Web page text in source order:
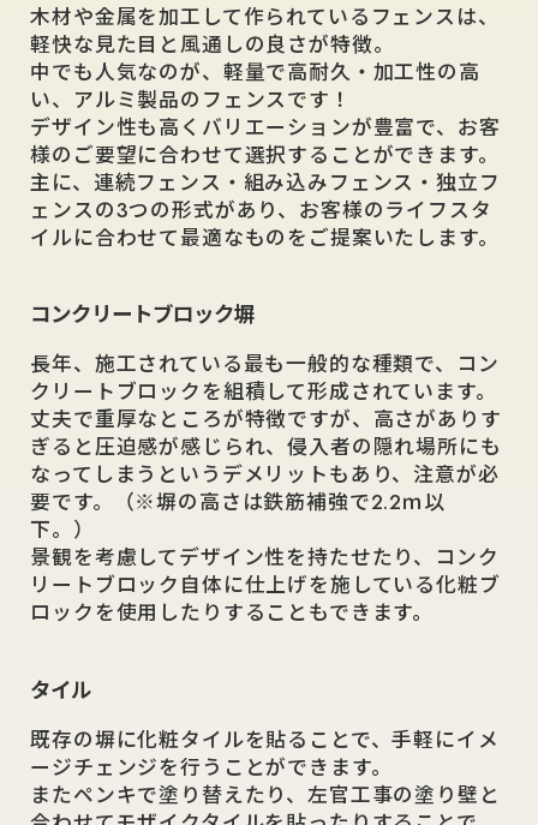
木材や金属を加工して作られているフェンスは、
軽快な見た目と風通しの良さが特徴。
中でも人気なのが、軽量で高耐久・加工性の高
い、アルミ製品のフェンスです！
デザイン性も高くバリエーションが豊富で、お客
様のご要望に合わせて選択することができます。
主に、連続フェンス・組み込みフェンス・独立フ
ェンスの3つの形式があり、お客様のライフスタ
イルに合わせて最適なものをご提案いたします。
コンクリートブロック塀
長年、施工されている最も一般的な種類で、コン
クリートブロックを組積して形成されています。
丈夫で重厚なところが特徴ですが、高さがありす
ぎると圧迫感が感じられ、侵入者の隠れ場所にも
なってしまうというデメリットもあり、注意が必
要です。（※塀の高さは鉄筋補強で2.2ｍ以
下。）
景観を考慮してデザイン性を持たせたり、コンク
リートブロック自体に仕上げを施している化粧ブ
ロックを使用したりすることもできます。
タイル
既存の塀に化粧タイルを貼ることで、手軽にイメ
ージチェンジを行うことができます。
またペンキで塗り替えたり、左官工事の塗り壁と